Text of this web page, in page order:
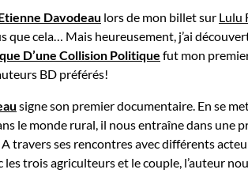
Davodeau lors de mon billet sur Lulu
que cela… Mais heureusement, j’ai
D’une Collision Politique fut mon
BD préférés!
signe son premier documentaire. En se
le monde rural, il nous entraîne dans une
travers ses rencontres avec différents
les trois agriculteurs et le couple, l’auteur